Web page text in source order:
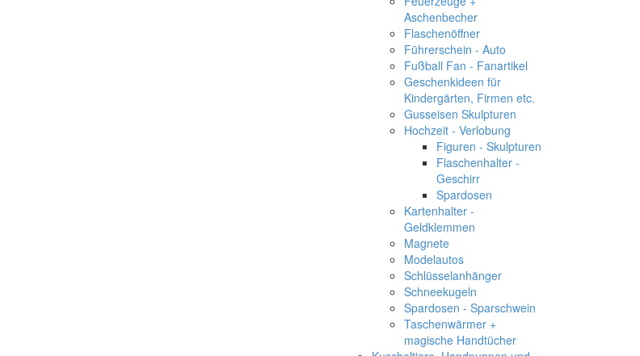
Aschenbecher
Flaschenöffner
Führerschein - Auto
Fußball Fan - Fanartikel
Geschenkideen für
Kindergärten, Firmen etc.
Gusseisen Skulpturen
Hochzeit - Verlobung
Figuren - Skulpturen
Flaschenhalter -
Geschirr
Spardosen
Kartenhalter -
Geldklemmen
Magnete
Modelautos
Schlüsselanhänger
Schneekugeln
Spardosen - Sparschwein
Taschenwärmer +
magische Handtücher